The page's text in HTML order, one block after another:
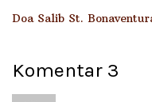
Doa Salib St.
Komentar 3